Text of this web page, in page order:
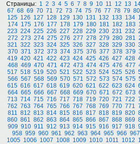
Страницы: 1 2 3 4 5 6 7 8 9 10 11 12 13
67 68 69 70 71 72 73 74 75 76 77 78 79 80
125 126 127 128 129 130 131 132 133 134
174 175 176 177 178 179 180 181 182 183
223 224 225 226 227 228 229 230 231 232
272 273 274 275 276 277 278 279 280 281
321 322 323 324 325 326 327 328 329 330
370 371 372 373 374 375 376 377 378 379
419 420 421 422 423 424 425 426 427 428
468 469 470 471 472 473 474 475 476 477
517 518 519 520 521 522 523 524 525 526
566 567 568 569 570 571 572 573 574 575
615 616 617 618 619 620 621 622 623 624
664 665 666 667 668 669 670 671 672 673
713 714 715 716 717 718 719 720 721 722
762 763 764 765 766 767 768 769 770 771
811 812 813 814 815 816 817 818 819 820
860 861 862 863 864 865 866 867 868 869
909 910 911 912 913 914 915 916 917 918
958 959 960 961 962 963 964 965 966 967
1005 1006 1007 1008 1009 1010 1011 1012